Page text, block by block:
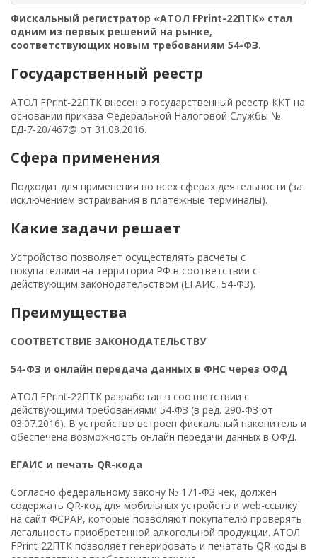
Фискальный регистратор «АТОЛ FPrint-22ПТК» стал
одним из первых решений на рынке,
соответствующих новым требованиям 54-ФЗ.
Государственный реестр
АТОЛ FPrint-22ПТК внесен в государственный реестр ККТ на
основании приказа Федеральной Налоговой Службы №
ЕД-7-20/467@ от 31.08.2016.
Сфера применения
Подходит для применения во всех сферах деятельности (за
исключением встраивания в платежные терминалы).
Какие задачи решает
Устройство позволяет осуществлять расчеты с
покупателями на территории РФ в соответствии с
действующим законодательством (ЕГАИС, 54-ФЗ).
Преимущества
СООТВЕТСТВИЕ ЗАКОНОДАТЕЛЬСТВУ
54-ФЗ и онлайн передача данных в ФНС через ОФД
АТОЛ FPrint-22ПТК разработан в соответствии с
действующими требованиями 54-ФЗ (в ред. 290-ФЗ от
03.07.2016). В устройство встроен фискальный накопитель и
обеспечена возможность онлайн передачи данных в ОФД.
ЕГАИС и печать QR-кода
Согласно федеральному закону № 171-ФЗ чек, должен
содержать QR-код для мобильных устройств и web-ссылку
на сайт ФСРАР, которые позволяют покупателю проверять
легальность приобретенной алкогольной продукции. АТОЛ
FPrint-22ПТК позволяет генерировать и печатать QR-коды в